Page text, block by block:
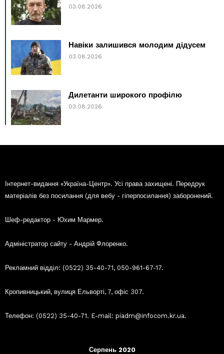
03.08.2026
Навіки залишився молодим дідусем
03.08.2026
Дилетанти широкого профілю
03.08.2026
Інтернет-видання «Україна-Центр». Усі права захищені. Передрук
матеріалів без посилання (для вебу - гіперпосилання) заборонений.
Шеф-редактор - Юхим Мармер.
Адміністратор сайту - Андрій Флоренко.
Рекламний відділ: (0522) 35-40-71, 050-961-67-17.
Кропивницький, вулиця Ельворті, 7, офіс 307.
Телефон: (0522) 35-40-71. E-mail: piadm@infocom.kr.ua.
Серпень 2020